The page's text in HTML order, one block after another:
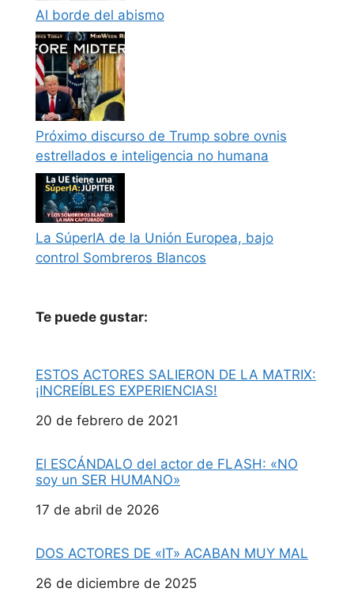
Al borde del abismo
Próximo discurso de Trump sobre ovnis
estrellados e inteligencia no humana
La SúperIA de la Unión Europea, bajo
control Sombreros Blancos
Te puede gustar:
ESTOS ACTORES SALIERON DE LA MATRIX:
¡INCREÍBLES EXPERIENCIAS!
Fecha
20 de febrero de 2021
El ESCÁNDALO del actor de FLASH: «NO
soy un SER HUMANO»
Fecha
17 de abril de 2026
DOS ACTORES DE «IT» ACABAN MUY MAL
Fecha
26 de diciembre de 2025